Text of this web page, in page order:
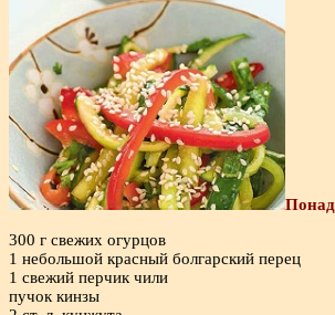
300 г свежих огурцов
1 небольшой красный болгарский перец
1 свежий перчик чили
пучок кинзы